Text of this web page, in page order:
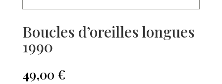
Boucles d’oreilles longues
1990
49,00 €